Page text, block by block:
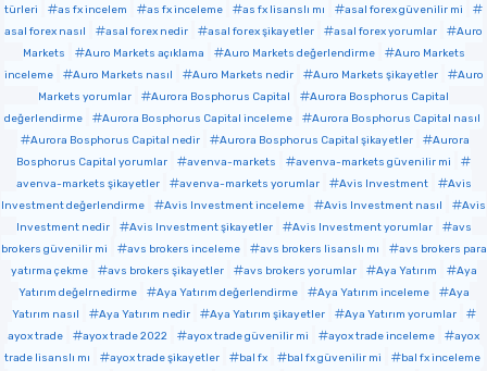
türleri
as fx incelem as fx inceleme as fx lisanslı mı
asal forex güvenilir mi
asal forex nasıl
asal forex nedir asal forex şikayetler asal forex yorumlar
Auro
Markets
Auro Markets açıklama Auro Markets değerlendirme
Auro Markets
inceleme
Auro Markets nasıl Auro Markets nedir Auro Markets şikayetler
Auro
Markets yorumlar
Aurora Bosphorus Capital
Aurora Bosphorus Capital
değerlendirme
Aurora Bosphorus Capital inceleme
Aurora Bosphorus Capital nasıl
Aurora Bosphorus Capital nedir
Aurora Bosphorus Capital şikayetler
Aurora
Bosphorus Capital yorumlar
avenva-markets
avenva-markets güvenilir mi
avenva-markets şikayetler
avenva-markets yorumlar Avis Investment
Avis
Investment değerlendirme
Avis Investment inceleme Avis Investment nasıl
Avis
Investment nedir
Avis Investment şikayetler Avis Investment yorumlar
avs
brokers güvenilir mi
avs brokers inceleme avs brokers lisanslı mı
avs brokers para
yatırma çekme
avs brokers şikayetler avs brokers yorumlar Aya Yatırım
Aya
Yatırım değelrnedirme
Aya Yatırım değerlendirme Aya Yatırım inceleme
Aya
Yatırım nasıl
Aya Yatırım nedir Aya Yatırım şikayetler
Aya Yatırım yorumlar
ayox trade
ayox trade 2022 ayox trade güvenilir mi ayox trade inceleme
ayox
trade lisanslı mı
ayox trade şikayetler bal fx bal fx güvenilir mi
bal fx inceleme